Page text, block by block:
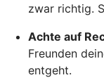
zwar richtig.
Achte auf
Freunden
entgeht.